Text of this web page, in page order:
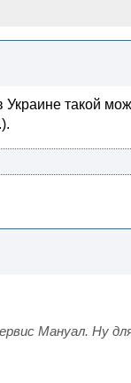
такой
Мануал. Ну